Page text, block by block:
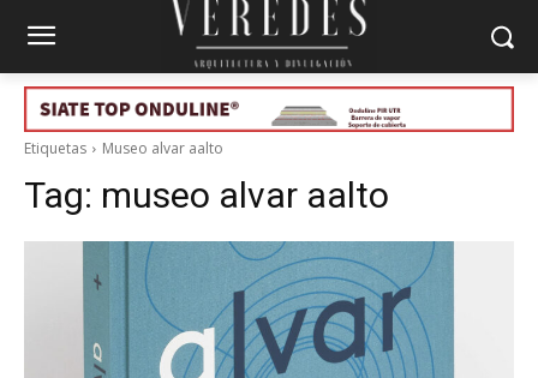
Etiquetas Museo alvar aalto
Tag: museo alvar aalto